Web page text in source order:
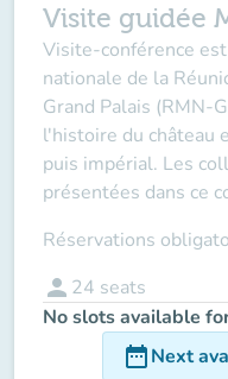
Visite guidée
Visite-conférence
nationale de la
Grand Palais (RMN-
l'histoire du château
puis impérial. Les
présentées dans ce
Réservations
person 24 seats
No slots available
date_rangeNext